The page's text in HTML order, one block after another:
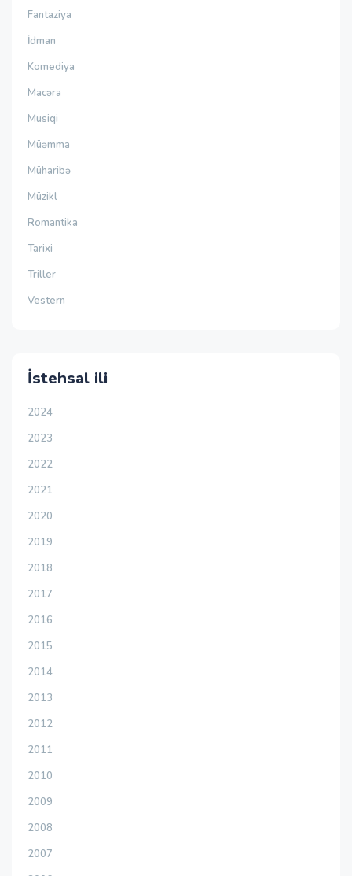
Fantaziya
İdman
Komediya
Macəra
Musiqi
Müəmma
Müharibə
Müzikl
Romantika
Tarixi
Triller
Vestern
İstehsal ili
2024
2023
2022
2021
2020
2019
2018
2017
2016
2015
2014
2013
2012
2011
2010
2009
2008
2007